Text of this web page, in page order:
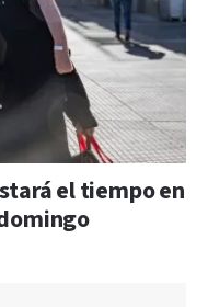
el tiempo en